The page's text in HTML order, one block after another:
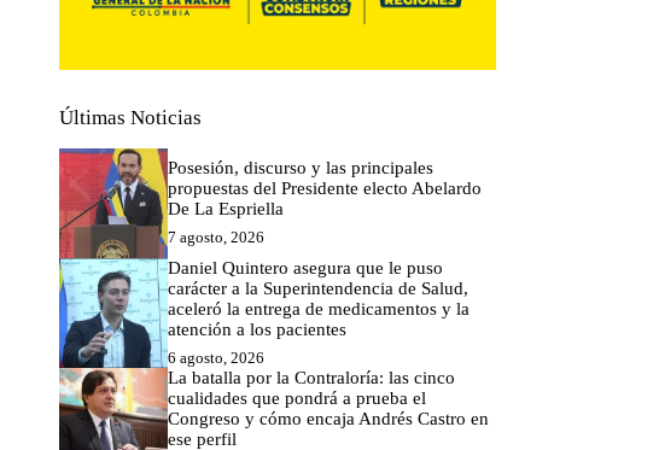
Últimas Noticias
Posesión, discurso y las principales
propuestas del Presidente electo Abelardo
De La Espriella
7 agosto, 2026
Daniel Quintero asegura que le puso
carácter a la Superintendencia de Salud,
aceleró la entrega de medicamentos y la
atención a los pacientes
6 agosto, 2026
La batalla por la Contraloría: las cinco
cualidades que pondrá a prueba el
Congreso y cómo encaja Andrés Castro en
ese perfil